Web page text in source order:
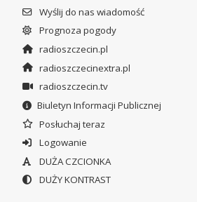
Wyślij do nas wiadomość
Prognoza pogody
radioszczecin.pl
radioszczecinextra.pl
radioszczecin.tv
Biuletyn Informacji Publicznej
Posłuchaj teraz
Logowanie
DUŻA CZCIONKA
DUŻY KONTRAST